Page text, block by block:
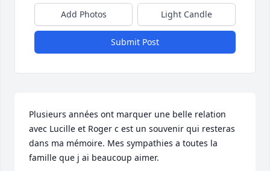
Add Photos Light Candle
Submit Post
Plusieurs années ont marquer une belle relation
avec Lucille et Roger c est un souvenir qui resteras
dans ma mémoire. Mes sympathies a toutes la
famille que j ai beaucoup aimer.